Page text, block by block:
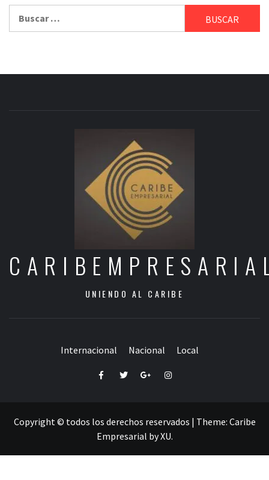
UNIENDO AL CARIBE
Internacional Nacional Local
FacebookTwitterGoogle+Instagram
Copyright © todos los derechos reservados | Theme: Caribe
Empresarial byXU.